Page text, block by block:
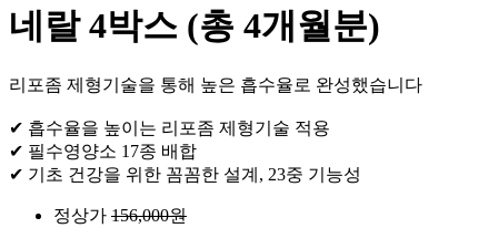
네랄 4박스 (총 4개월분)
리포좀 제형기술을 통해 높은 흡수율로 완성했습니다
✔ 흡수율을 높이는 리포좀 제형기술 적용
✔ 필수영양소 17종 배합
✔ 기초 건강을 위한 꼼꼼한 설계, 23중 기능성
정상가 156,000원